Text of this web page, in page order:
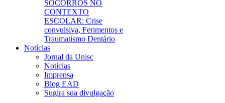
SOCORROS NO
CONTEXTO
ESCOLAR: Crise
convulsiva, Ferimentos e
Traumatismo Dentário
Notícias
Jornal da Unisc
Notícias
Imprensa
Blog EAD
Sugira sua divulgação